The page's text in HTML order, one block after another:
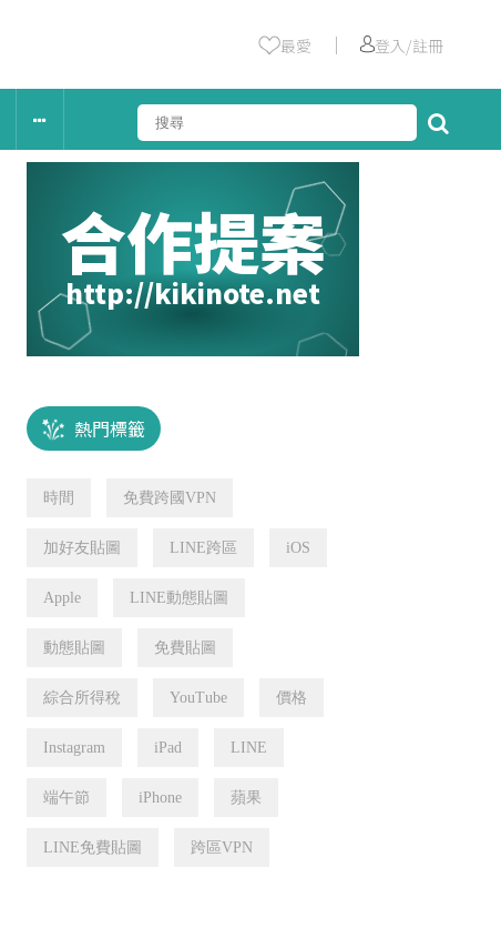
最愛 ｜ 登入/註冊
合作提案
http://kikinote.net
熱門標籤
時間 免費跨國VPN
加好友貼圖 LINE跨區 iOS
Apple LINE動態貼圖
動態貼圖 免費貼圖
綜合所得稅 YouTube 價格
Instagram iPad LINE
端午節 iPhone 蘋果
LINE免費貼圖 跨區VPN